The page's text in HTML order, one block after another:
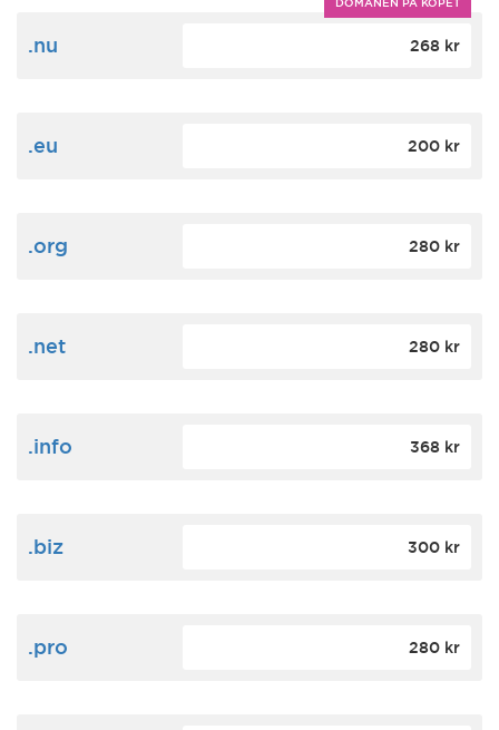
.nu 268 kr
.eu 200 kr
.org 280 kr
.net 280 kr
.info 368 kr
.biz 300 kr
.pro 280 kr